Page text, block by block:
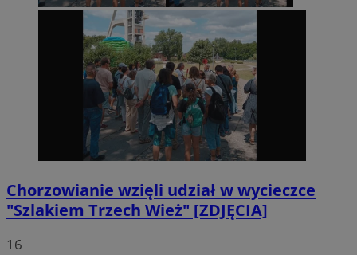
Chorzowianie wzięli udział w wycieczce
"Szlakiem Trzech Wież" [ZDJĘCIA]
16